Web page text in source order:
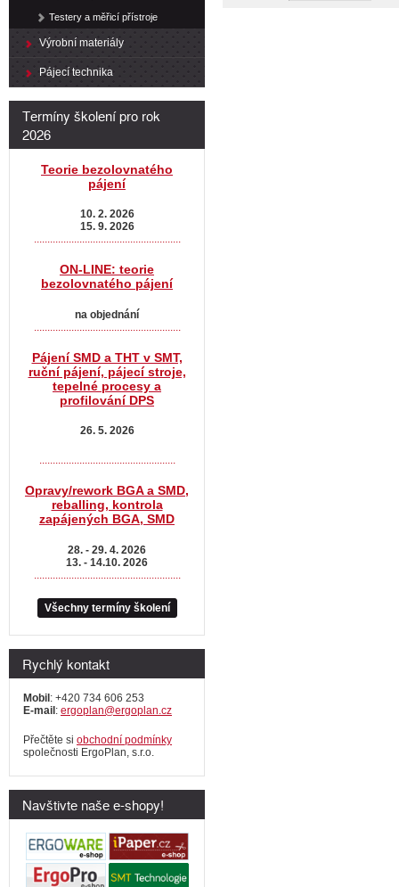
Testery a měřicí přístroje
Výrobní materiály
Pájecí technika
Termíny školení pro rok
2026
Teorie bezolovnatého
pájení
10. 2. 2026
15. 9. 2026
.......................................................
ON-LINE: teorie
bezolovnatého pájení
na objednání
Pájení SMD a THT v SMT,
ruční pájení, pájecí stroje,
tepelné procesy a
profilování DPS
26. 5. 2026
...................................................
Opravy/rework BGA a SMD,
reballing, kontrola
zapájených BGA, SMD
28. - 29. 4. 2026
13. - 14.10. 2026
Všechny termíny školení
Rychlý kontakt
Mobil: +420 734 606 253
E-mail: ergoplan@ergoplan.cz
Přečtěte si obchodní podmínky
společnosti ErgoPlan, s.r.o.
Navštivte naše e-shopy!